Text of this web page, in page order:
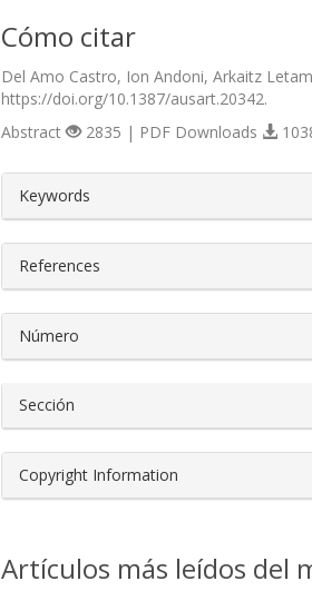
Cómo citar
Del Amo Castro, Ion Andoni, Arkaitz
https://doi.org/10.1387/ausart.20342.
Abstract 2835 | PDF Downloads
Keywords
References
Número
Sección
Copyright Information
Artículos más leídos del